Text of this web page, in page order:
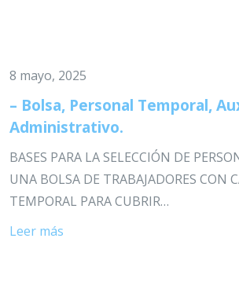
8 mayo, 2025
– Bolsa, Personal Temporal,
Administrativo.
BASES PARA LA SELECCIÓN DE
UNA BOLSA DE TRABAJADORES CON
TEMPORAL PARA CUBRIR…
Leer más